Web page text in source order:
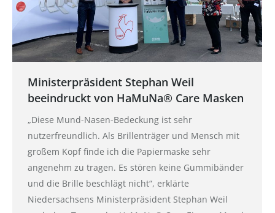
Ministerpräsident Stephan Weil
beeindruckt von HaMuNa® Care Masken
„Diese Mund-Nasen-Bedeckung ist sehr
nutzerfreundlich. Als Brillenträger und Mensch mit
großem Kopf finde ich die Papiermaske sehr
angenehm zu tragen. Es stören keine Gummibänder
und die Brille beschlägt nicht“, erklärte
Niedersachsens Ministerpräsident Stephan Weil